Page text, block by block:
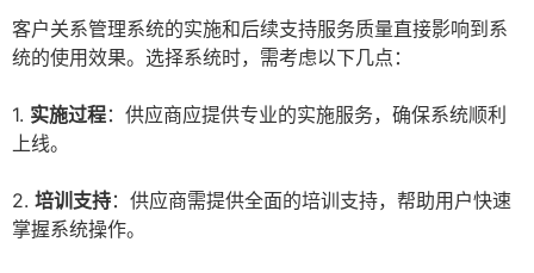
客户关系管理系统的实施和后续支持服务质量直接影响到系
统的使用效果。选择系统时，需考虑以下几点：
1. 实施过程：供应商应提供专业的实施服务，确保系统顺利
上线。
2. 培训支持：供应商需提供全面的培训支持，帮助用户快速
掌握系统操作。